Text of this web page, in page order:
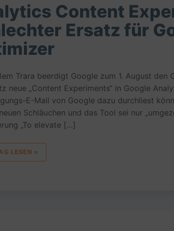
Content
Ersatz für
Trara beerdigt Google zum 1. August den
neue „Content Experiments“ in Google
E-Mail von Google dazu durchliest
Schläuchen und das Tool sei nur
„To elevate […]
LESEN »